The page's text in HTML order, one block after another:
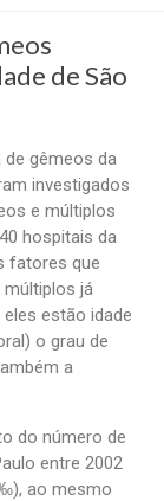
de São
gêmeos da
investigados
e múltiplos
hospitais da
fatores que
já
estão idade
o grau de
a
do número de
entre 2002
ao mesmo